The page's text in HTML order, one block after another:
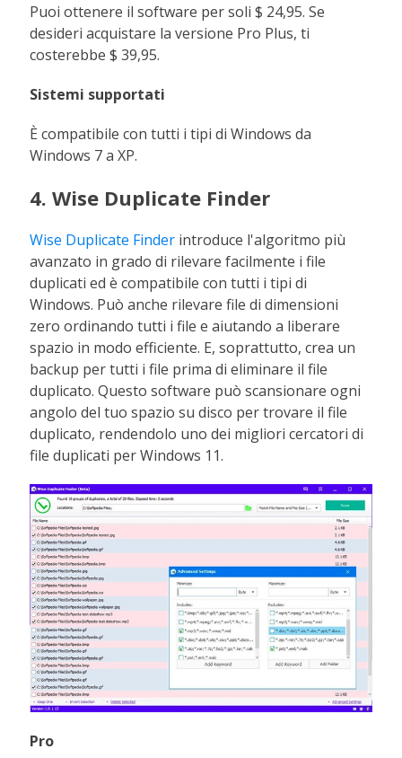
Puoi ottenere il software per soli $ 24,95. Se
desideri acquistare la versione Pro Plus, ti
costerebbe $ 39,95.
Sistemi supportati
È compatibile con tutti i tipi di Windows da
Windows 7 a XP.
4. Wise Duplicate Finder
Wise Duplicate Finder introduce l'algoritmo più
avanzato in grado di rilevare facilmente i file
duplicati ed è compatibile con tutti i tipi di
Windows. Può anche rilevare file di dimensioni
zero ordinando tutti i file e aiutando a liberare
spazio in modo efficiente. E, soprattutto, crea un
backup per tutti i file prima di eliminare il file
duplicato. Questo software può scansionare ogni
angolo del tuo spazio su disco per trovare il file
duplicato, rendendolo uno dei migliori cercatori di
file duplicati per Windows 11.
Pro